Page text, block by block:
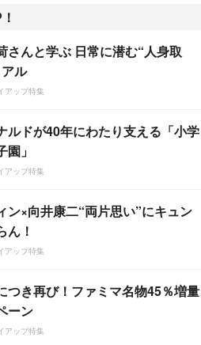
さんと学ぶ 日常に潜む“人身取
ル
アップ特集
ルドが40年にわたり支える「小学
園」
アップ特集
ン×向井康二“両片思い”にキュン
ん！
アップ特集
つき再び！ファミマ名物45％増量
ーン
アップ特集